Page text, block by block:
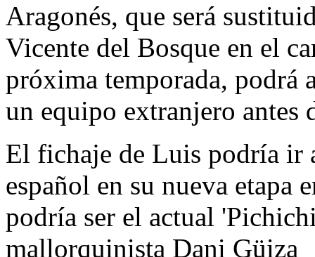
Aragonés, que será
Vicente del Bosque en el
próxima temporada, podrá
un equipo extranjero antes
El fichaje de Luis podría ir
español en su nueva etapa
podría ser el actual
mallorquinista Dani Güiza